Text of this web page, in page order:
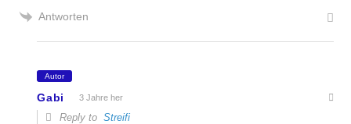
Antworten
Autor
Gabi 3 Jahre her
Reply toStreifi